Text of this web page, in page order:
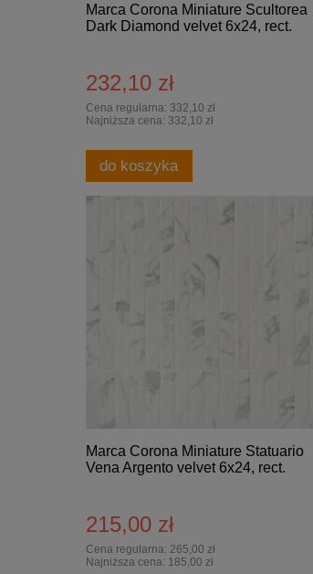
Marca Corona Miniature Scultorea
Dark Diamond velvet 6x24, rect.
232,10 zł
Cena regularna: 332,10 zł
Najniższa cena: 332,10 zł
do koszyka
Marca Corona Miniature Statuario
Vena Argento velvet 6x24, rect.
215,00 zł
Cena regularna: 265,00 zł
Najniższa cena: 185,00 zł